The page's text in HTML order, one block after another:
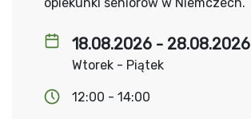
18.08.2026 - 28.08.2026
Wtorek - Piątek
12:00 - 14:00